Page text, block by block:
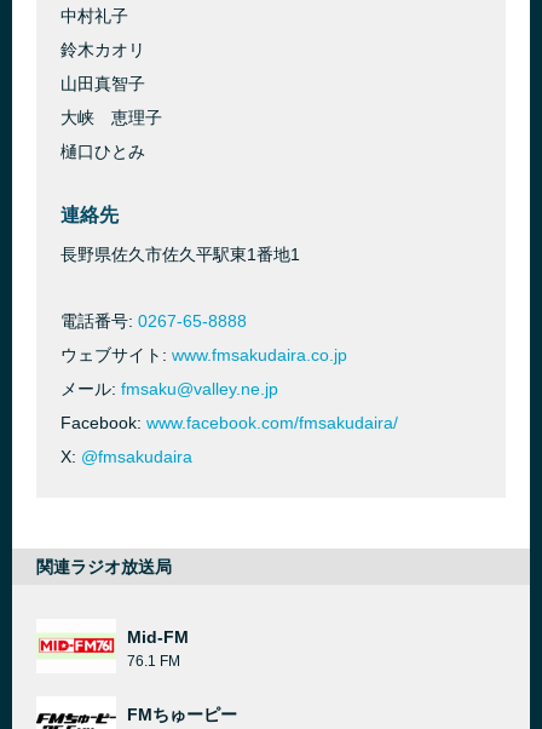
中村礼子
鈴木カオリ
山田真智子
大峡 恵理子
樋口ひとみ
連絡先
長野県佐久市佐久平駅東1番地1
電話番号: 0267-65-8888
ウェブサイト: www.fmsakudaira.co.jp
メール: fmsaku@valley.ne.jp
Facebook: www.facebook.com/fmsakudaira/
X: @fmsakudaira
関連ラジオ放送局
Mid-FM
76.1 FM
FMちゅーピー